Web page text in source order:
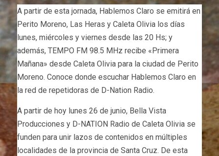
A partir de esta jornada, Hablemos Claro se emitirá en
Perito Moreno, Las Heras y Caleta Olivia los días
lunes, miércoles y viernes desde las 20 Hs; y
además, TEMPO FM 98.5 MHz recibe «Primera
Mañana» desde Caleta Olivia para la ciudad de Perito
Moreno. Conoce donde escuchar Hablemos Claro en
la red de repetidoras de D-Nation Radio.
A partir de hoy lunes 26 de junio, Bella Vista
Producciones y D-NATION Radio de Caleta Olivia se
funden para unir lazos de contenidos en múltiples
localidades de la provincia de Santa Cruz. De esta